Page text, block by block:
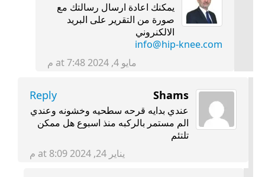
يمكنك اعادة ارسال رسالتك مع
صورة من التقرير على البريد
الالكنروني
info@hip-knee.com
مايو 4, 2024 at 7:48 م
Shams
Reply
عندي بدايه قرحه سطحيه وخشونه وعندي
الم مستمر بالركبه منذ اسبوع هل ممكن
تلتئم
يناير 24, 2024 at 8:09 م